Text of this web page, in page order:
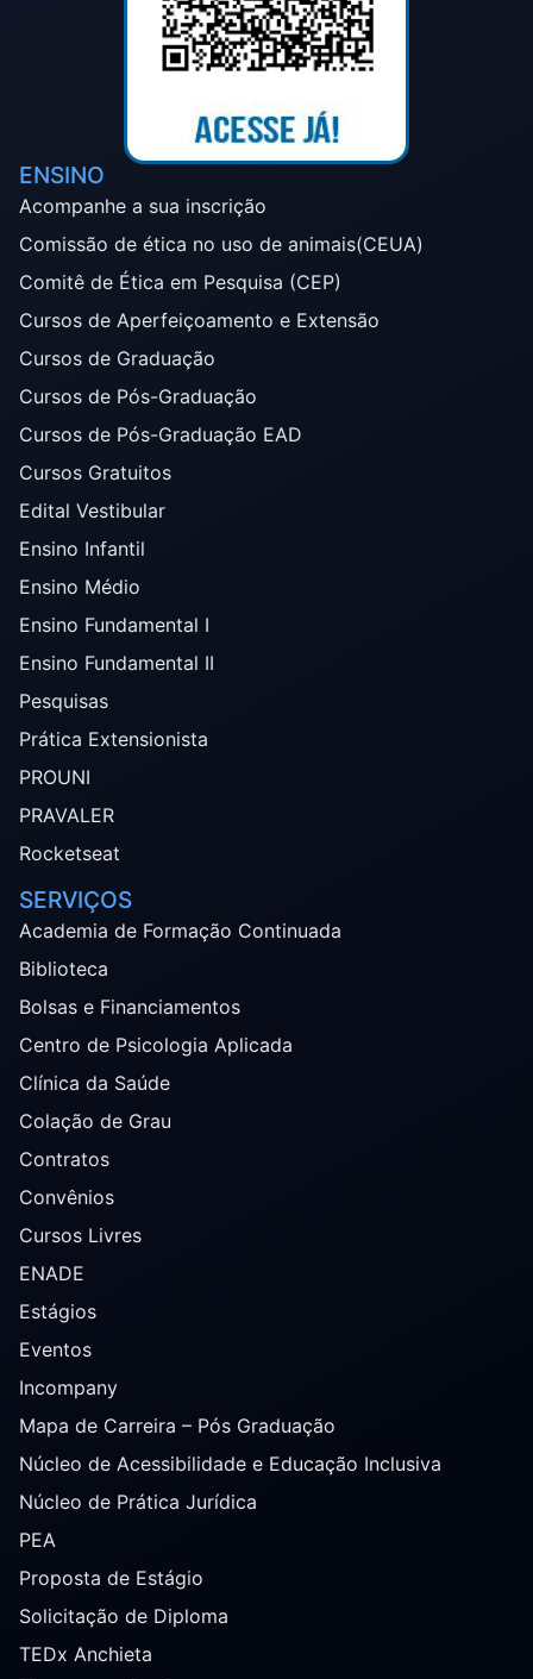
ENSINO
Acompanhe a sua inscrição
Comissão de ética no uso de animais(CEUA)
Comitê de Ética em Pesquisa (CEP)
Cursos de Aperfeiçoamento e Extensão
Cursos de Graduação
Cursos de Pós-Graduação
Cursos de Pós-Graduação EAD
Cursos Gratuitos
Edital Vestibular
Ensino Infantil
Ensino Médio
Ensino Fundamental I
Ensino Fundamental II
Pesquisas
Prática Extensionista
PROUNI
PRAVALER
Rocketseat
SERVIÇOS
Academia de Formação Continuada
Biblioteca
Bolsas e Financiamentos
Centro de Psicologia Aplicada
Clínica da Saúde
Colação de Grau
Contratos
Convênios
Cursos Livres
ENADE
Estágios
Eventos
Incompany
Mapa de Carreira – Pós Graduação
Núcleo de Acessibilidade e Educação Inclusiva
Núcleo de Prática Jurídica
PEA
Proposta de Estágio
Solicitação de Diploma
TEDx Anchieta